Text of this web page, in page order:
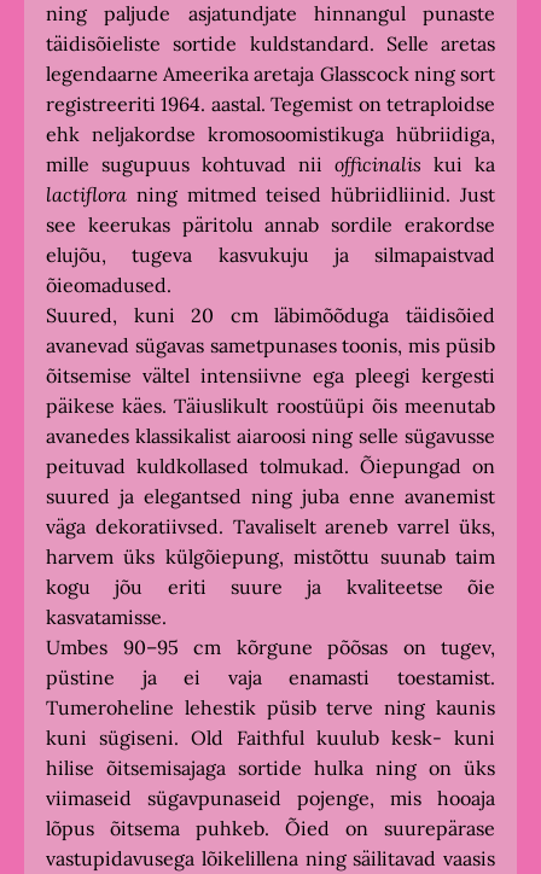
ning paljude asjatundjate hinnangul punaste
täidisõieliste sortide kuldstandard. Selle aretas
legendaarne Ameerika aretaja Glasscock ning sort
registreeriti 1964. aastal. Tegemist on tetraploidse
ehk neljakordse kromosoomistikuga hübriidiga,
mille sugupuus kohtuvad nii officinalis kui ka
lactiflora ning mitmed teised hübriidliinid. Just
see keerukas päritolu annab sordile erakordse
elujõu, tugeva kasvukuju ja silmapaistvad
õieomadused.
Suured, kuni 20 cm läbimõõduga täidisõied
avanevad sügavas sametpunases toonis, mis püsib
õitsemise vältel intensiivne ega pleegi kergesti
päikese käes. Täiuslikult roostüüpi õis meenutab
avanedes klassikalist aiaroosi ning selle sügavusse
peituvad kuldkollased tolmukad. Õiepungad on
suured ja elegantsed ning juba enne avanemist
väga dekoratiivsed. Tavaliselt areneb varrel üks,
harvem üks külgõiepung, mistõttu suunab taim
kogu jõu eriti suure ja kvaliteetse õie
kasvatamisse.
Umbes 90–95 cm kõrgune põõsas on tugev,
püstine ja ei vaja enamasti toestamist.
Tumeroheline lehestik püsib terve ning kaunis
kuni sügiseni. Old Faithful kuulub kesk- kuni
hilise õitsemisajaga sortide hulka ning on üks
viimaseid sügavpunaseid pojenge, mis hooaja
lõpus õitsema puhkeb. Õied on suurepärase
vastupidavusega lõikelillena ning säilitavad vaasis